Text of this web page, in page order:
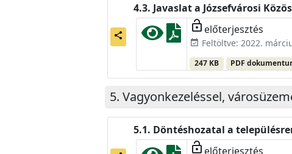
share
Javaslat a Józsefvárosi
lock_open előterjesztés
event_available Feltöltve: 2022.
247 KB PDF
Vagyonkezeléssel,
Döntéshozatal a
lock_open előterjesztés